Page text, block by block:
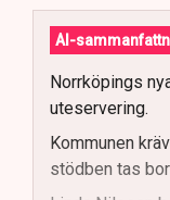
AI-
Norrköpings
uteservering.
Kommunen
stödben tas